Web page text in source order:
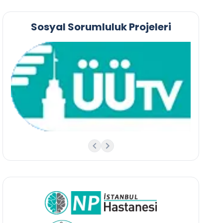
Sosyal Sorumluluk Projeleri